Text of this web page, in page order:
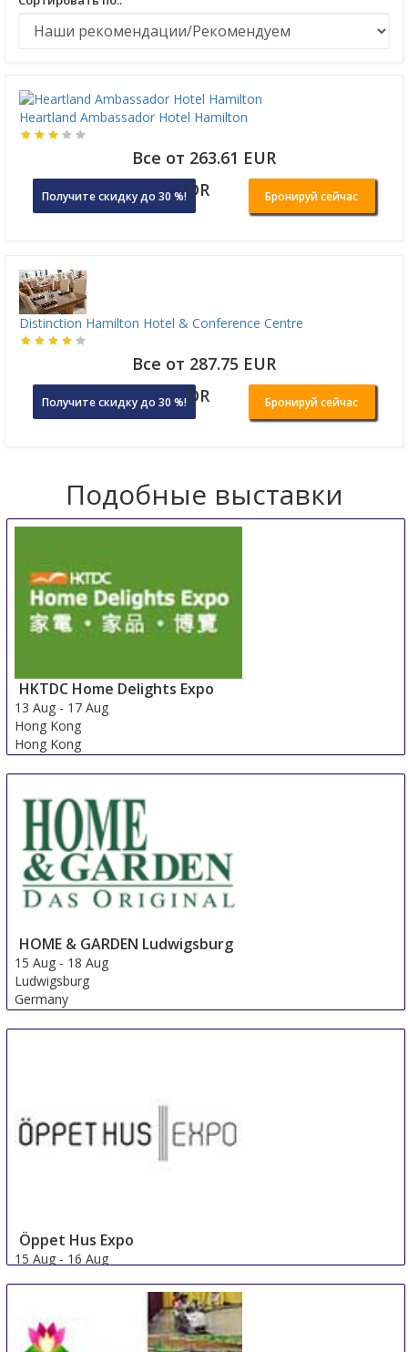
Heartland Ambassador Hotel Hamilton
Все от 263.61 EUR
Получите скидку до 30 %!OR Бронируй сейчас
Distinction Hamilton Hotel & Conference Centre
Все от 287.75 EUR
Получите скидку до 30 %!OR Бронируй сейчас
Подобные выставки
HKTDC Home Delights Expo
13 Aug - 17 Aug
Hong Kong
Hong Kong
HOME & GARDEN Ludwigsburg
15 Aug - 18 Aug
Ludwigsburg
Germany
Öppet Hus Expo
15 Aug - 16 Aug